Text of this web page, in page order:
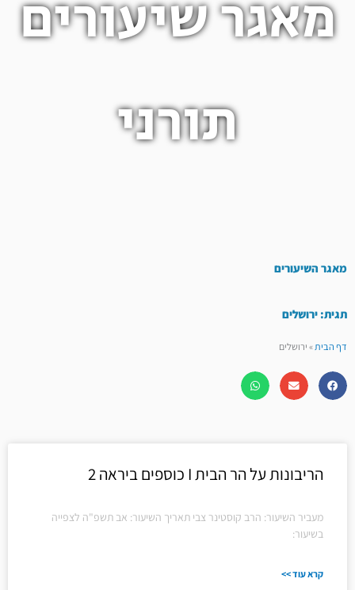
מאגר שיעורים
תורני
מאגר השיעורים
תגית: ירושלים
דף הבית»ירושלים
הריבונות על הר הבית I כוספים ביראה 2
מעביר השיעור: הרב קוסטינר צבי תאריך השיעור: אב תשפ"ה לצפייה
בשיעור:
קרא עוד >>